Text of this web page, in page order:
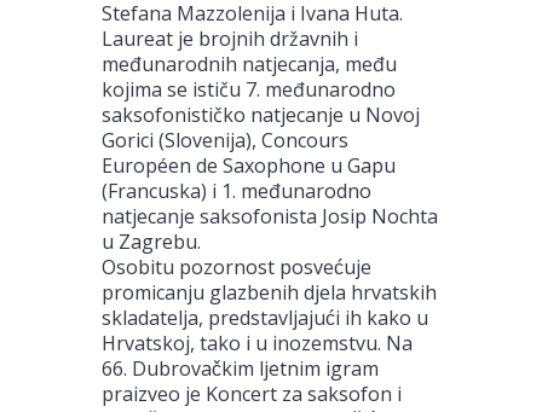
Stefana Mazzolenija i Ivana Huta.
Laureat je brojnih državnih i
međunarodnih natjecanja, među
kojima se ističu 7. međunarodno
saksofonističko natjecanje u Novoj
Gorici (Slovenija), Concours
Européen de Saxophone u Gapu
(Francuska) i 1. međunarodno
natjecanje saksofonista Josip Nochta
u Zagrebu.
Osobitu pozornost posvećuje
promicanju glazbenih djela hrvatskih
skladatelja, predstavljajući ih kako u
Hrvatskoj, tako i u inozemstvu. Na
66. Dubrovačkim ljetnim igram
praizveo je Koncert za saksofon i